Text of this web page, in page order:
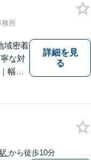
、社
善を
務所
域密着
な対
幅広
詳細を見
る
から徒歩10分